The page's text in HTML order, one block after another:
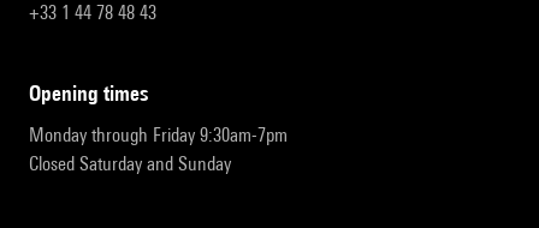
+33 1 44 78 48 43
opening times
Monday through Friday 9:30am-7pm
Closed Saturday and Sunday